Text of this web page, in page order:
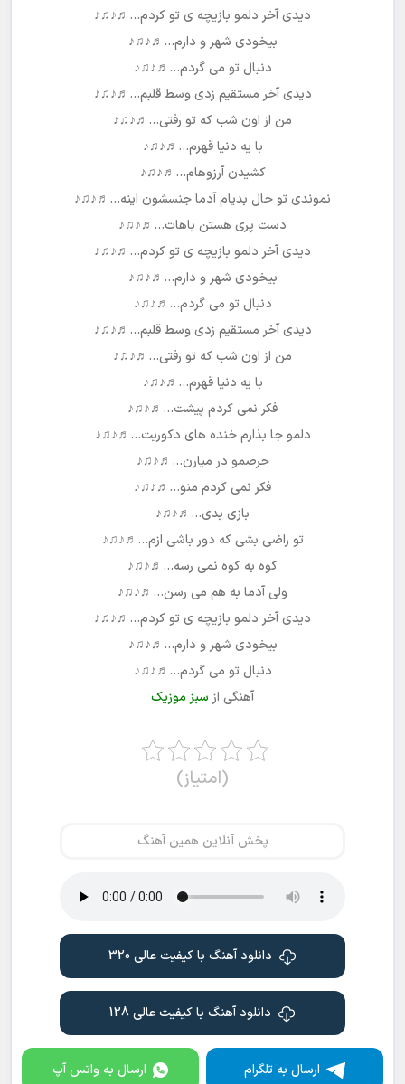
دیدی آخر دلمو بازیچه ی تو کردم…♬♪♫♪
بیخودی شهر و دارم…♬♪♫♪
دنبال تو می گردم…♬♪♫♪
دیدی آخر مستقیم زدی وسط قلبم…♬♪♫♪
من از اون شب که تو رفتی…♬♪♫♪
با یه دنیا قهرم…♬♪♫♪
کشیدن آرزوهام…♬♪♫♪
نموندی تو حال بدیام آدما جنسشون اینه…♬♪♫♪
دست پری هستن باهات…♬♪♫♪
دیدی آخر دلمو بازیچه ی تو کردم…♬♪♫♪
بیخودی شهر و دارم…♬♪♫♪
دنبال تو می گردم…♬♪♫♪
دیدی آخر مستقیم زدی وسط قلبم…♬♪♫♪
من از اون شب که تو رفتی…♬♪♫♪
با یه دنیا قهرم…♬♪♫♪
فکر نمی کردم پیشت…♬♪♫♪
دلمو جا بذارم خنده های دکوریت…♬♪♫♪
حرصمو در میارن…♬♪♫♪
فکر نمی کردم منو…♬♪♫♪
بازی بدی…♬♪♫♪
تو راضی بشی که دور باشی ازم…♬♪♫♪
کوه به کوه نمی رسه…♬♪♫♪
ولی آدما به هم می رسن…♬♪♫♪
دیدی آخر دلمو بازیچه ی تو کردم…♬♪♫♪
بیخودی شهر و دارم…♬♪♫♪
دنبال تو می گردم…♬♪♫♪
آهنگی از سبز موزیک
(امتیاز)
پخش آنلاین همین آهنگ
دانلود آهنگ با کیفیت عالی 320
دانلود آهنگ با کیفیت عالی 128
ارسال به تلگرام ارسال به واتس آپ